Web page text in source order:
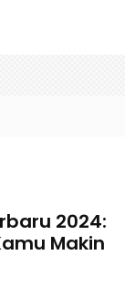
2024:
Makin